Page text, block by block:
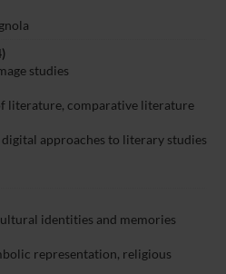
studies
literature, comparative literature
approaches to literary studies
identities and memories
representation, religious